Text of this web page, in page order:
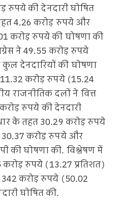
रुपये की देनदारी घोषित
तहत 4.26 करोड़ रुपये और
करोड़ रुपये की घोषणा की
ने 49.55 करोड़ रुपये
देनदारियों की घोषणा
करोड़ रुपये (15.24
राजनीतिक दलों ने वित्त
रुपये की देनदारी
के तहत 30.29 करोड़ रुपये
करोड़ रुपये और
की घोषणा की. विश्लेषण में
रुपये (13.27 प्रतिशत)
करोड़ रुपये (50.02
घोषित की.